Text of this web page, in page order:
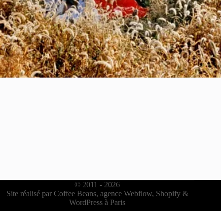
© 2011 - 2026
Site réalisé par Coffee Beans, agence Webflow, Shopify &
WordPress à Paris